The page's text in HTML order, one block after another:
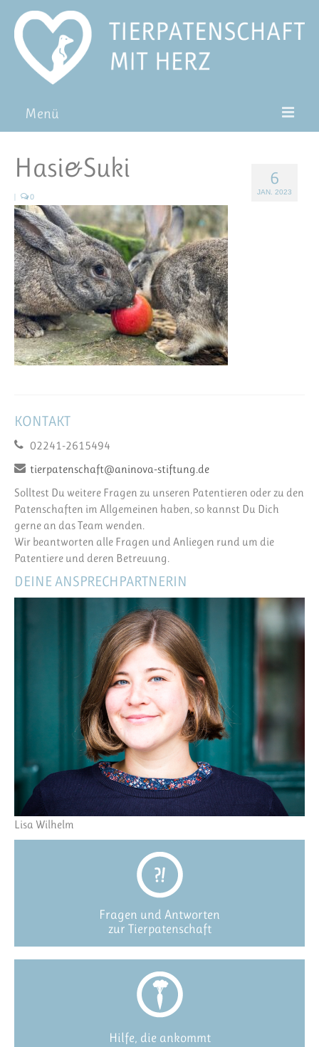
Menü
Pat*in werden
Patenschaft verschenken
Blog
FAQ
6
JAN. 2023
Hasi&Suki
| 0
KONTAKT
02241-2615494
tierpatenschaft@aninova-stiftung.de
Solltest Du weitere Fragen zu unseren Patentieren oder zu den
Patenschaften im Allgemeinen haben, so kannst Du Dich
gerne an das Team wenden.
Wir beantworten alle Fragen und Anliegen rund um die
Patentiere und deren Betreuung.
DEINE ANSPRECHPARTNERIN
Lisa Wilhelm
Fragen und Antworten
zur Tierpatenschaft
Hilfe, die ankommt